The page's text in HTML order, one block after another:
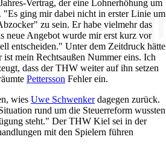
Vertrag, der eine Lohnerhöhung um
"Es ging mir dabei nicht in erster Linie um
zu sein. Er habe vielmehr das
neue Angebot wurde mir erst kurz vor
entscheiden." Unter dem Zeitdruck hätte
ist mein Rechtsaußen Nummer eins. Ich
dass der THW weiter auf ihn setzen
Pettersson Fehler ein.
wies Uwe Schwenkerdagegen zurück.
rund um die Steuerreform wussten
steht." Der THW Kiel sei in der
mit den Spielern führen